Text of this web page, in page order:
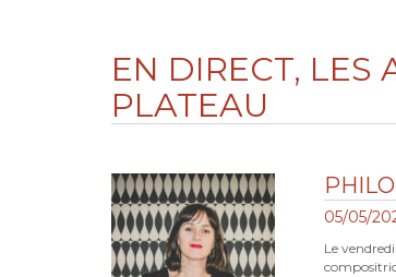
EN DIRECT, LES
PLATEAU
05/05/
Le